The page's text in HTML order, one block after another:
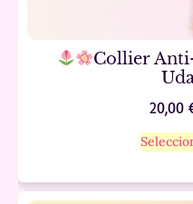
Collier
20,00